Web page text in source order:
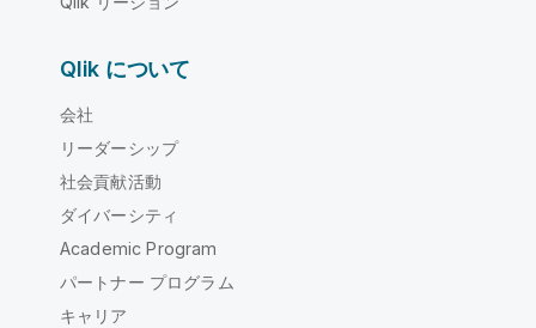
Qlik について
会社
リーダーシップ
社会貢献活動
ダイバーシティ
Academic Program
パートナー プログラム
キャリア